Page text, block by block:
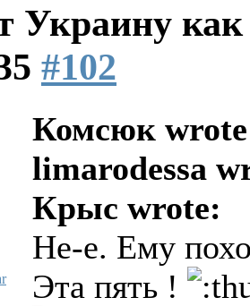
Украину как
#102
Комсюк
limarodessa
Крыс wrote:
Не-е. Ему
Эта пять !